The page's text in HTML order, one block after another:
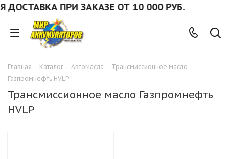
ПРИ ЗАКАЗЕ ОТ 10 000 РУБ.
Главная - Каталог - Автомасла - Трансмиссионное масло -
Газпромнефть HVLP
Трансмиссионное масло Газпромнефть
HVLP